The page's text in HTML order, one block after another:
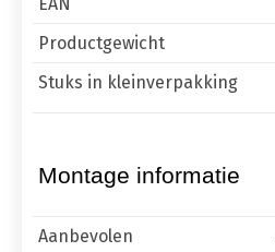
Productgewicht
Stuks in kleinverpakking
Montage informatie
Aanbevolen